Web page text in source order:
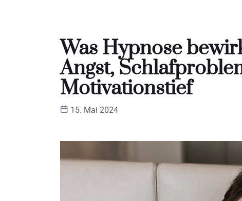
Was Hypnose
Angst,
Motivationstief
15. Mai 2024